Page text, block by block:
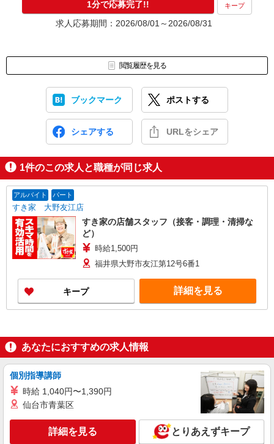
1分で応募完了!! キープ
求人応募期間：2026/08/01～2026/08/31
閲覧履歴を見る
ブックマーク ポストする
シェアする URLをシェア
1件のこの求人と職種が同じ求人
アルバイト パート
すき家 大野友江店
すき家の店舗スタッフ（接客・調理・清掃な
ど）
時給1,500円
福井県大野市友江第12号6番1
キープ 詳細を見る
あなたにおすすめの求人情報
個別指導講師
時給 1,040円〜1,390円
仙台市青葉区
詳細を見る とりあえずキープ